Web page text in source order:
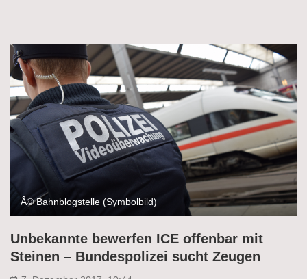
Â© Bahnblogstelle (Symbolbild)
Unbekannte bewerfen ICE offenbar mit
Steinen – Bundespolizei sucht Zeugen